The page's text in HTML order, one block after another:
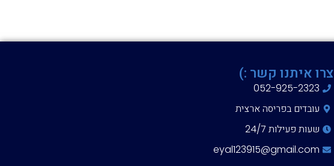
צרו איתנו קשר :)
052-925-2323
עובדים בפריסה ארצית
שעות פעילות 24/7
eyal123915@gmail.com